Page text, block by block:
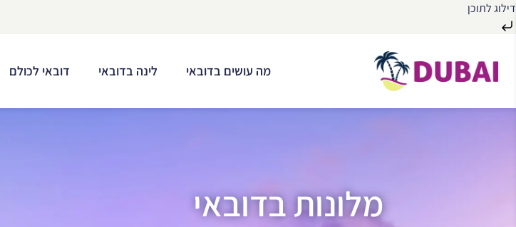
דילוג לתוכן
מה עושים בדובאי לינה בדובאי דובאי לכולם
מלונות בדובאי